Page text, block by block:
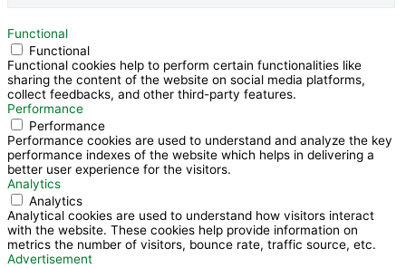
Functional
Functional
Functional cookies help to perform certain functionalities like
sharing the content of the website on social media platforms,
collect feedbacks, and other third-party features.
Performance
Performance
Performance cookies are used to understand and analyze the key
performance indexes of the website which helps in delivering a
better user experience for the visitors.
Analytics
Analytics
Analytical cookies are used to understand how visitors interact
with the website. These cookies help provide information on
metrics the number of visitors, bounce rate, traffic source, etc.
Advertisement